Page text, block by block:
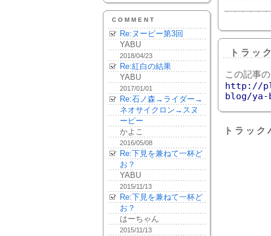
COMMENT
Re:ヌーピー第3回
YABU
2018/04/23
Re:紅白の結果
YABU
2017/01/01
Re:石ノ森→ライダー→
ネオサイクロン→スヌ
ーピー
かよこ
2016/05/08
Re:下見を兼ねて一杯ど
お？
YABU
2015/11/13
Re:下見を兼ねて一杯ど
お？
はーちゃん
2015/11/13
トラッ
この記事
http://
blog/
トラッ